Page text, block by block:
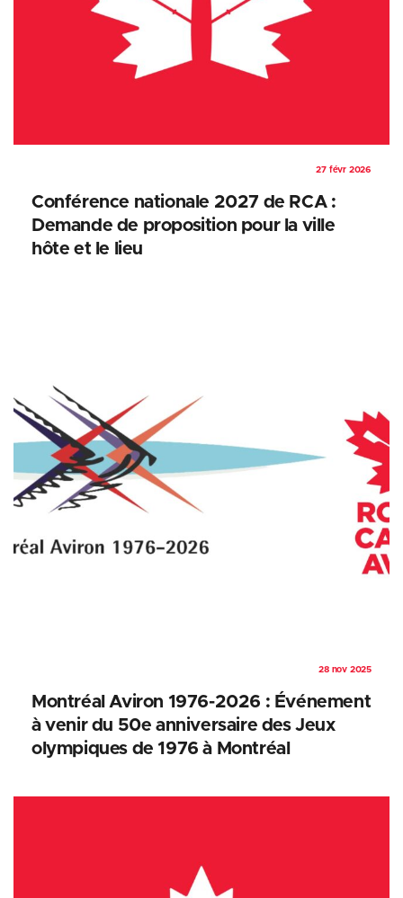
27 févr 2026
Conférence nationale 2027 de RCA :
Demande de proposition pour la ville
hôte et le lieu
28 nov 2025
Montréal Aviron 1976-2026 : Événement
à venir du 50e anniversaire des Jeux
olympiques de 1976 à Montréal